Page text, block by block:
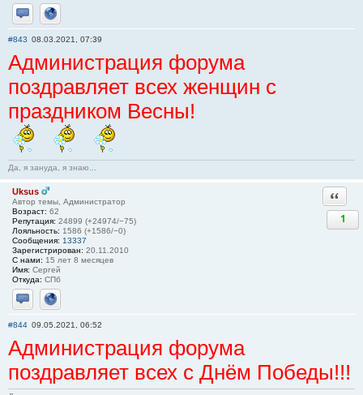
Отправить личное сообщение
Сайт
#843 08.03.2021, 07:39
Администрация форума
поздравляет всех женщин с
праздником Весны!
Да, я зануда, я знаю...
Uksus
Автор темы, Администратор
Возраст: 62
Репутация: 24899 (+24974/−75)
Лояльность: 1586 (+1586/−0)
Сообщения: 13337
Зарегистрирован: 20.11.2010
С нами: 15 лет 8 месяцев
Имя: Сергей
Откуда: СПб
Отправить личное сообщение
Сайт
1
#844 09.05.2021, 06:52
Администрация форума
поздравляет всех с Днём Победы!!!